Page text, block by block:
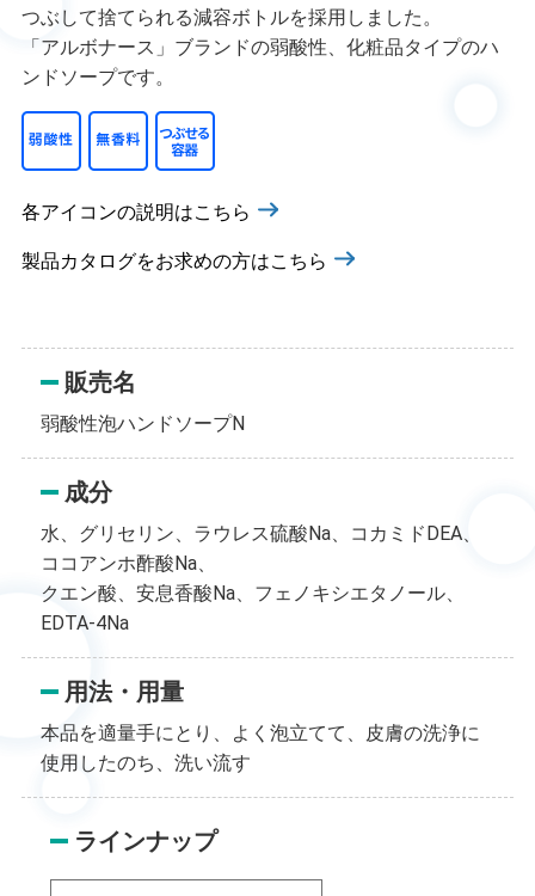
つぶして捨てられる減容ボトルを採用しました。
「アルボナース」ブランドの弱酸性、化粧品タイプのハ
ンドソープです。
各アイコンの説明はこちら
製品カタログをお求めの方はこちら
販売名
弱酸性泡ハンドソープN
成分
水、グリセリン、ラウレス硫酸Na、コカミドDEA、
ココアンホ酢酸Na、
クエン酸、安息香酸Na、フェノキシエタノール、
EDTA-4Na
用法・用量
本品を適量手にとり、よく泡立てて、皮膚の洗浄に
使用したのち、洗い流す
ラインナップ